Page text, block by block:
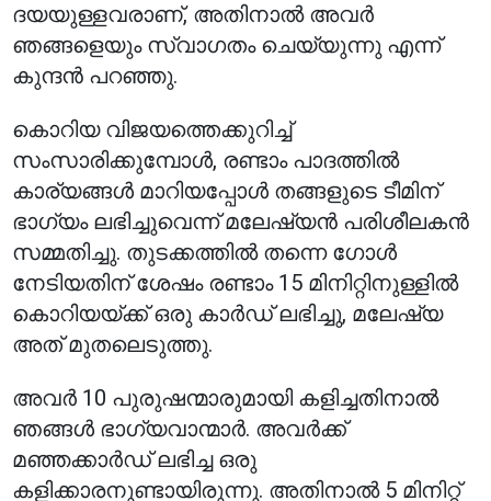
ദയയുള്ളവരാണ്, അതിനാൽ അവർ
ഞങ്ങളെയും സ്വാഗതം ചെയ്യുന്നു എന്ന്
കുന്ദൻ പറഞ്ഞു.
കൊറിയ വിജയത്തെക്കുറിച്ച്
സംസാരിക്കുമ്പോൾ, രണ്ടാം പാദത്തിൽ
കാര്യങ്ങൾ മാറിയപ്പോൾ തങ്ങളുടെ ടീമിന്
ഭാഗ്യം ലഭിച്ചുവെന്ന് മലേഷ്യൻ പരിശീലകൻ
സമ്മതിച്ചു. തുടക്കത്തിൽ തന്നെ ഗോൾ
നേടിയതിന് ശേഷം രണ്ടാം 15 മിനിറ്റിനുള്ളിൽ
കൊറിയയ്ക്ക് ഒരു കാർഡ് ലഭിച്ചു, മലേഷ്യ
അത് മുതലെടുത്തു.
അവർ 10 പുരുഷന്മാരുമായി കളിച്ചതിനാൽ
ഞങ്ങൾ ഭാഗ്യവാന്മാർ. അവർക്ക്
മഞ്ഞക്കാർഡ് ലഭിച്ച ഒരു
കളിക്കാരനുണ്ടായിരുന്നു. അതിനാൽ 5 മിനിറ്റ്